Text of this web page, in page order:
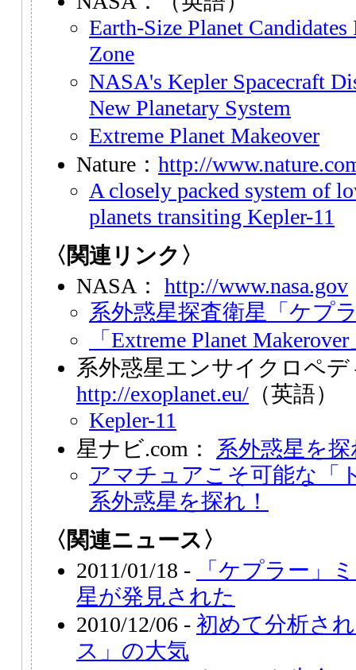
Earth-Size Planet
Zone
NASA's Kepler Spacecraft
New Planetary System
Extreme Planet Makeover
Nature： http://
A closely packed system of
planets transiting Kepler-11
〈関連リンク〉
NASA： http://www.nasa.gov
系外惑星探査衛星「ケプ
「Extreme Planet
系外惑星エンサイクロペデ
http://exoplanet.eu/ （英語）
Kepler-11
星ナビ.com： 系外惑星を
アマチュアこそ可能な「
系外惑星を探れ！
〈関連ニュース〉
2011/01/18 -
「ケプラー」
星が発見された
2010/12/06 - 初めて分析さ
ス」の大気